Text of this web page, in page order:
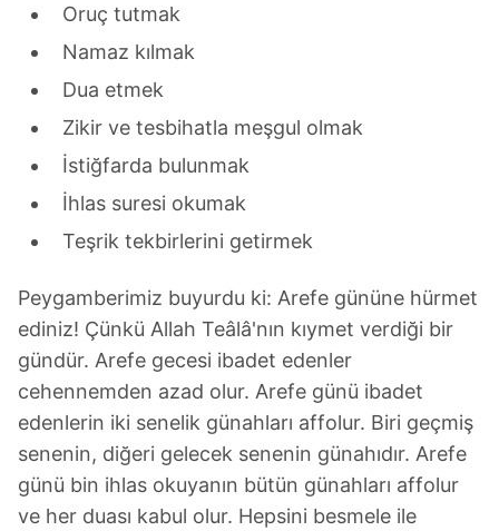
Oruç tutmak
Namaz kılmak
Dua etmek
Zikir ve tesbihatla meşgul olmak
İstiğfarda bulunmak
İhlas suresi okumak
Teşrik tekbirlerini getirmek
Peygamberimiz buyurdu ki: Arefe gününe hürmet
ediniz! Çünkü Allah Teâlâ'nın kıymet verdiği bir
gündür. Arefe gecesi ibadet edenler
cehennemden azad olur. Arefe günü ibadet
edenlerin iki senelik günahları affolur. Biri geçmiş
senenin, diğeri gelecek senenin günahıdır. Arefe
günü bin ihlas okuyanın bütün günahları affolur
ve her duası kabul olur. Hepsini besmele ile